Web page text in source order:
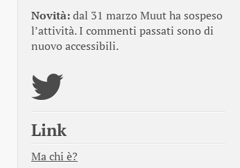
Novità:dal 31 marzo Muut ha sospeso
l’attività. I commenti passati sono di
nuovo accessibili.
Link
Ma chi è?